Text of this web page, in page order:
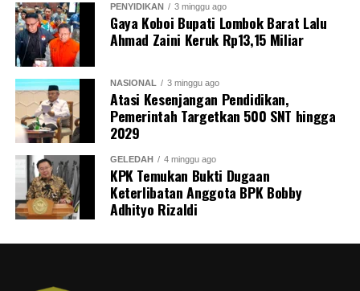
PENYIDIKAN 3 minggu ago
Gaya Koboi Bupati Lombok Barat Lalu
Ahmad Zaini Keruk Rp13,15 Miliar
NASIONAL 3 minggu ago
Atasi Kesenjangan Pendidikan,
Pemerintah Targetkan 500 SNT hingga
2029
GELEDAH 4 minggu ago
KPK Temukan Bukti Dugaan
Keterlibatan Anggota BPK Bobby
Adhityo Rizaldi